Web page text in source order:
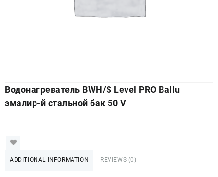
Водонагреватель BWH/S Level PRO Ballu
эмалир-й стальной бак 50 V
ADDITIONAL INFORMATION REVIEWS (0)